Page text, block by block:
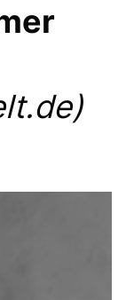
Landtag